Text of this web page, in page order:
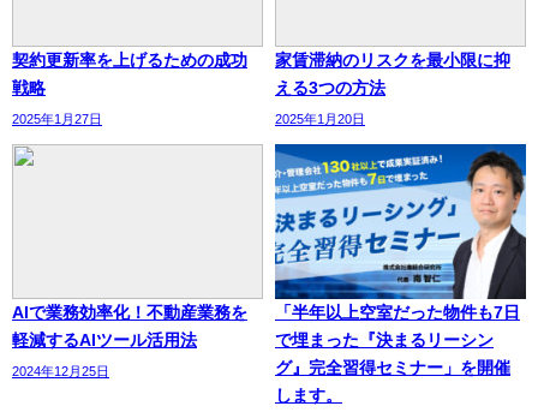
契約更新率を上げるための成功
戦略
2025年1月27日
家賃滞納のリスクを最小限に抑
える3つの方法
2025年1月20日
AIで業務効率化！不動産業務を
軽減するAIツール活用法
2024年12月25日
「半年以上空室だった物件も7日
で埋まった『決まるリーシン
グ』完全習得セミナー」を開催
します。